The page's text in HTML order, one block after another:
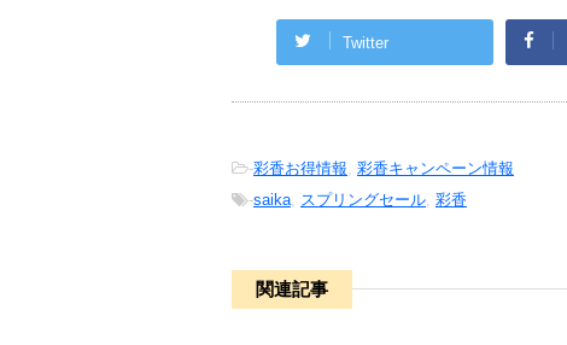
Twitter
-彩香お得情報, 彩香キャンペーン情報
-saika, スプリングセール, 彩香
関連記事